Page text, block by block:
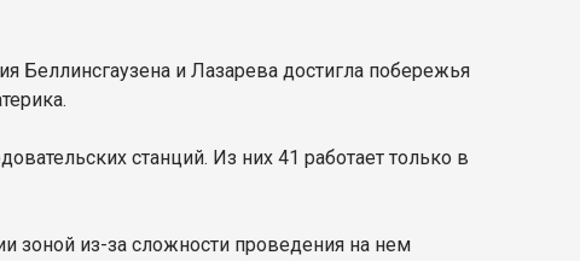
Беллинсгаузена и Лазарева достигла побережья
станций. Из них 41 работает только в
зоной из-за сложности проведения на нем